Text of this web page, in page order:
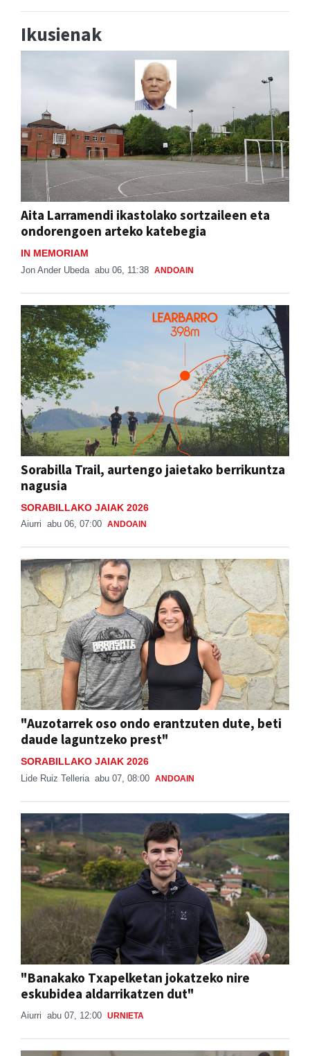
Ikusienak
Aita Larramendi ikastolako sortzaileen eta
ondorengoen arteko katebegia
IN MEMORIAM
Jon Ander Ubeda abu 06, 11:38 ANDOAIN
Sorabilla Trail, aurtengo jaietako berrikuntza
nagusia
SORABILLAKO JAIAK 2026
Aiurri abu 06, 07:00 ANDOAIN
"Auzotarrek oso ondo erantzuten dute, beti
daude laguntzeko prest"
SORABILLAKO JAIAK 2026
Lide Ruiz Telleria abu 07, 08:00 ANDOAIN
"Banakako Txapelketan jokatzeko nire
eskubidea aldarrikatzen dut"
Aiurri abu 07, 12:00 URNIETA